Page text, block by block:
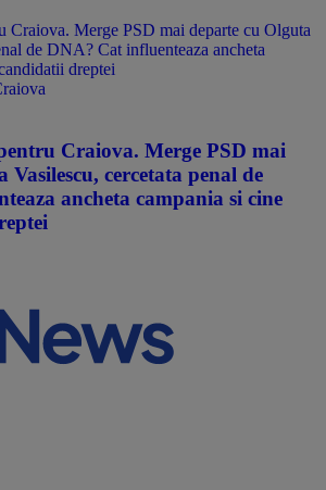
Craiova. Merge PSD mai departe cu Olguta
de DNA? Cat influenteaza ancheta
dreptei
Craiova. Merge PSD mai
Vasilescu, cercetata penal de
ancheta campania si cine